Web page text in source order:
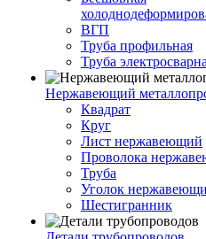
ВГП
Труба профильная
Труба
Нержавеющий
Квадрат
Круг
Лист нержавеющий
Проволока
Труба
Уголок
Шестигранник